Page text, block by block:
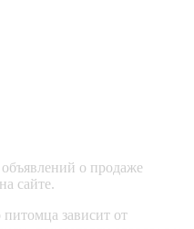
о продаже
сайте.
питомца зависит от